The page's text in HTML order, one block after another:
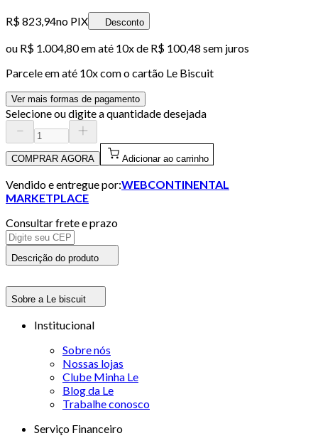
R$ 823,94no PIX Desconto
ou R$ 1.004,80em até 10x de R$ 100,48 sem juros
Parcele em até 10x com o cartão Le Biscuit
Ver mais formas de pagamento
Selecione ou digite a quantidade desejada
COMPRAR AGORA Adicionar ao carrinho
Vendido e entregue por:WEBCONTINENTAL
MARKETPLACE
Consultar frete e prazo
Descrição do produto
Sobre a Le biscuit
Institucional
Sobre nós
Nossas lojas
Clube Minha Le
Blog da Le
Trabalhe conosco
Serviço Financeiro